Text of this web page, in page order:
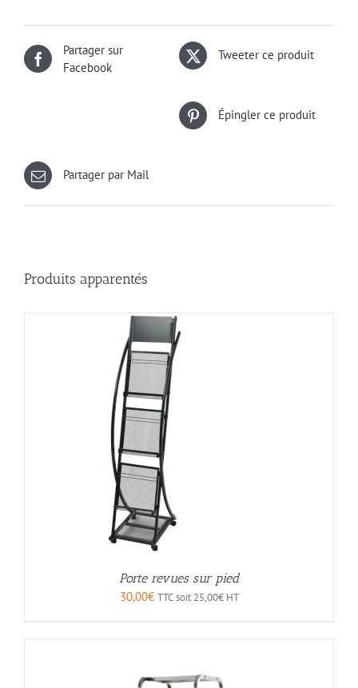
Partager sur
Facebook
Tweeter ce produit
Épingler ce produit
Partager par Mail
Produits apparentés
Porte revues sur pied
30,00€ TTC soit 25,00€HT